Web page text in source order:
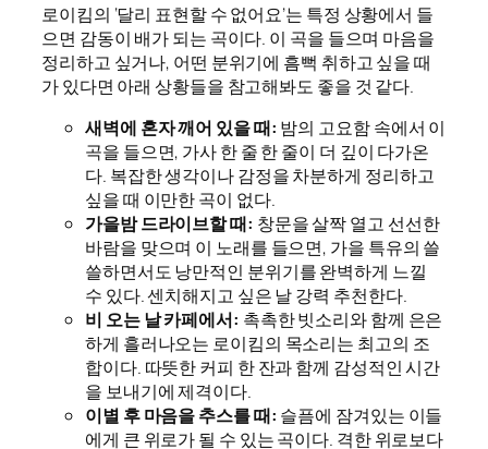
로이킴의 ‘달리 표현할 수 없어요’는 특정 상황에서 들
으면 감동이 배가 되는 곡이다. 이 곡을 들으며 마음을
정리하고 싶거나, 어떤 분위기에 흠뻑 취하고 싶을 때
가 있다면 아래 상황들을 참고해봐도 좋을 것 같다.
새벽에 혼자 깨어 있을 때: 밤의 고요함 속에서 이
곡을 들으면, 가사 한 줄 한 줄이 더 깊이 다가온
다. 복잡한 생각이나 감정을 차분하게 정리하고
싶을 때 이만한 곡이 없다.
가을밤 드라이브할 때: 창문을 살짝 열고 선선한
바람을 맞으며 이 노래를 들으면, 가을 특유의 쓸
쓸하면서도 낭만적인 분위기를 완벽하게 느낄
수 있다. 센치해지고 싶은 날 강력 추천한다.
비 오는 날 카페에서: 촉촉한 빗소리와 함께 은은
하게 흘러나오는 로이킴의 목소리는 최고의 조
합이다. 따뜻한 커피 한 잔과 함께 감성적인 시간
을 보내기에 제격이다.
이별 후 마음을 추스를 때: 슬픔에 잠겨있는 이들
에게 큰 위로가 될 수 있는 곡이다. 격한 위로보다